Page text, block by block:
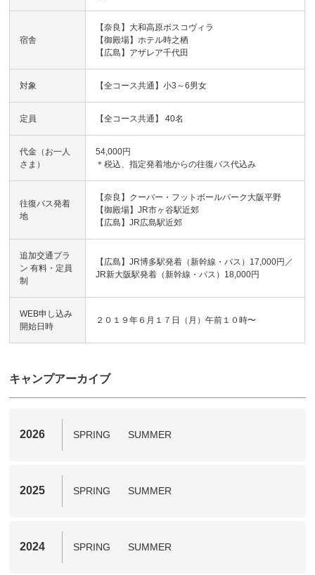
宿舎
【奈良】大和高原ボスコヴィラ
【御殿場】ホテル時之栖
【広島】アザレア千代田
対象 【全コース共通】小3～6男女
定員 【全コース共通】 40名
代金（お一人
さま）
54,000円
＊税込、指定発着地からの往復バス代込み
往復バス発着
地
【奈良】クーバー・フットボールパーク大阪平野
【御殿場】JR市ヶ谷駅近郊
【広島】JR広島駅近郊
追加交通プラ
ン 有料・定員
制
【広島】JR博多駅発着（新幹線・バス）17,000円／
JR新大阪駅発着（新幹線・バス）18,000円
WEB申し込み
開始日時
２０１９年６月１７日（月）午前１０時〜
キャンプアーカイブ
2026 SPRING SUMMER
2025 SPRING SUMMER
2024 SPRING SUMMER